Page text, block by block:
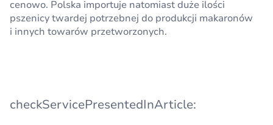
cenowo. Polska importuje natomiast duże ilości
pszenicy twardej potrzebnej do produkcji makaronów
i innych towarów przetworzonych.
checkServicePresentedInArticle: